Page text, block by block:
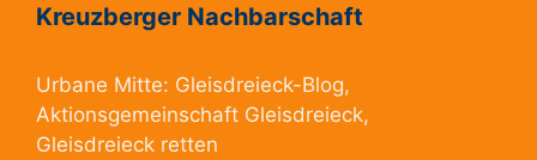
Kreuzberger Nachbarschaft
Urbane Mitte: Gleisdreieck-Blog,
Aktionsgemeinschaft Gleisdreieck,
Gleisdreieck retten